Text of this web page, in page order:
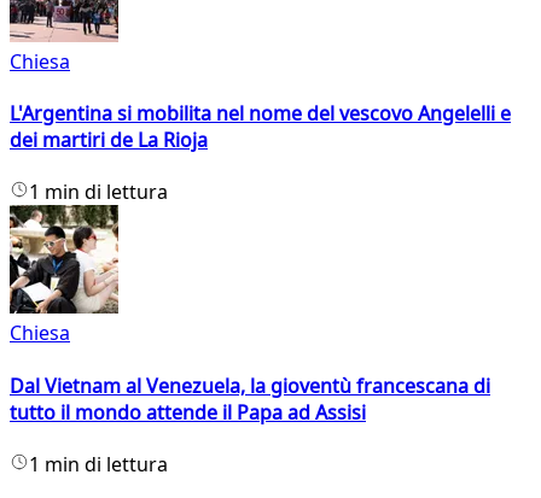
Chiesa
L'Argentina si mobilita nel nome del vescovo Angelelli e
dei martiri de La Rioja
1 min di lettura
Chiesa
Dal Vietnam al Venezuela, la gioventù francescana di
tutto il mondo attende il Papa ad Assisi
1 min di lettura